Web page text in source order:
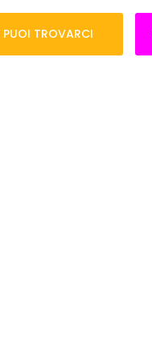
PUOI TROVARCI